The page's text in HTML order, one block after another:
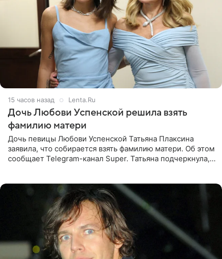
15 часов назад Lenta.Ru
Дочь Любови Успенской решила взять
фамилию матери
Дочь певицы Любови Успенской Татьяна Плаксина
заявила, что собирается взять фамилию матери. Об этом
сообщает Telegram-канал Super. Татьяна подчеркнула,